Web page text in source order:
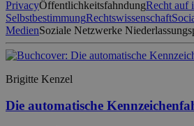
PrivacyÖffentlichkeitsfahndungRecht auf
SelbstbestimmungRechtswissenschaft
MedienSoziale Netzwerke
Brigitte Kenzel
Die automatische